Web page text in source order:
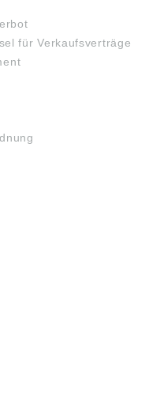
für Verkaufsverträge